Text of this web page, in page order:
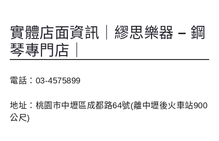
實體店面資訊｜繆思樂器 – 鋼
琴專門店｜
電話：03-4575899
地址：桃園市中壢區成都路64號(離中壢後火車站900
公尺)